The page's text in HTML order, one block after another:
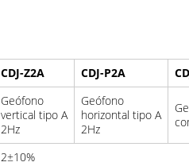
CDJ-Z2A CDJ-P2A
Geófono
vertical tipo A
2Hz
Geófono
horizontal tipo A
2Hz
2±10%